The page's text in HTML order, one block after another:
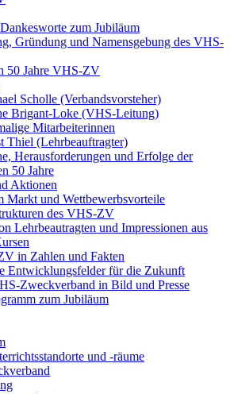
zum Jubiläum
Gründung und Namensgebung des VHS-
50 Jahre VHS-ZV
Scholle (Verbandsvorsteher)
Brigant-Loke (VHS-Leitung)
Mitarbeiterinnen
Thiel (Lehrbeauftragter)
Herausforderungen und Erfolge der
50 Jahre
Aktionen
Markt und Wettbewerbsvorteile
des VHS-ZV
Lehrbeautragten und Impressionen aus
in Zahlen und Fakten
Entwicklungsfelder für die Zukunft
Zweckverband in Bild und Presse
zum Jubiläum
und -räume